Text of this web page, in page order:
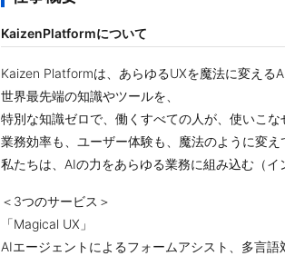
KaizenPlatformについて
Kaizen Platformは、あらゆるUXを魔法に変える
世界最先端の知識やツールを、
特別な知識ゼロで、働くすべての人が、使いこな
業務効率も、ユーザー体験も、魔法のように変え
私たちは、AIの力をあらゆる業務に組み込む（
＜3つのサービス＞
「Magical UX」
AIエージェントによるフォームアシスト、多言